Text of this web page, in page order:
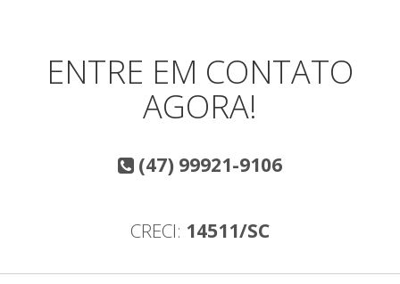
ENTRE EM CONTATO
AGORA!
(47) 99921-9106
CRECI: 14511/SC